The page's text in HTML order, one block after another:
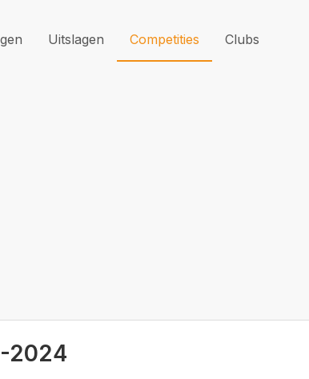
Uitslagen Competities Clubs
2024